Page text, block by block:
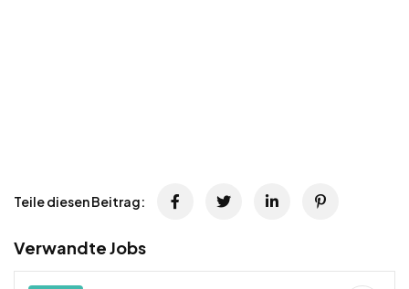
Teile diesen Beitrag:
Verwandte Jobs